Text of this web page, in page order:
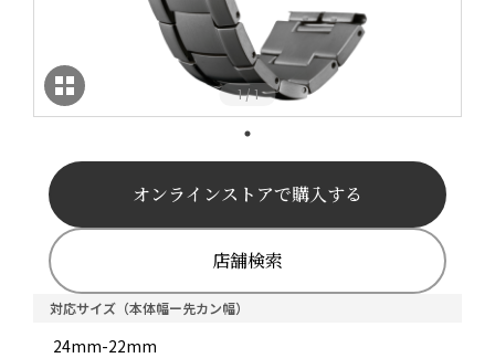
1/1
対応サイズ（本体幅ー先カン幅）
24mm-22mm
オンラインストアで購入する
店舗検索